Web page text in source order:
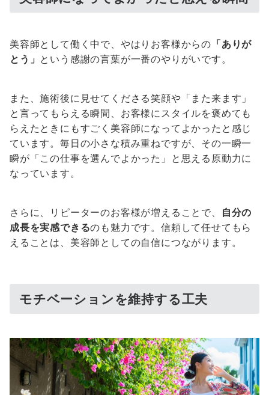
美容師として働く中で、やはりお客様からの 「ありが
とう」 という感謝の言葉が一番のやりがいです。
また、施術後に見せてくださる笑顔や「また来ます」
と言ってもらえる瞬間、お客様にスタイルを褒めても
らえたときにもすごく美容師になってよかったと感じ
ています。毎日の小さな積み重ねですが、その一瞬一
瞬が「この仕事を選んでよかった」と思える原動力に
なっています。
さらに、リピーターのお客様が増えることで、
自分の
成長を実感できるのも魅力です。信頼して任せてもら
えることは、美容師としての自信につながります。
モチベーションを維持する工夫